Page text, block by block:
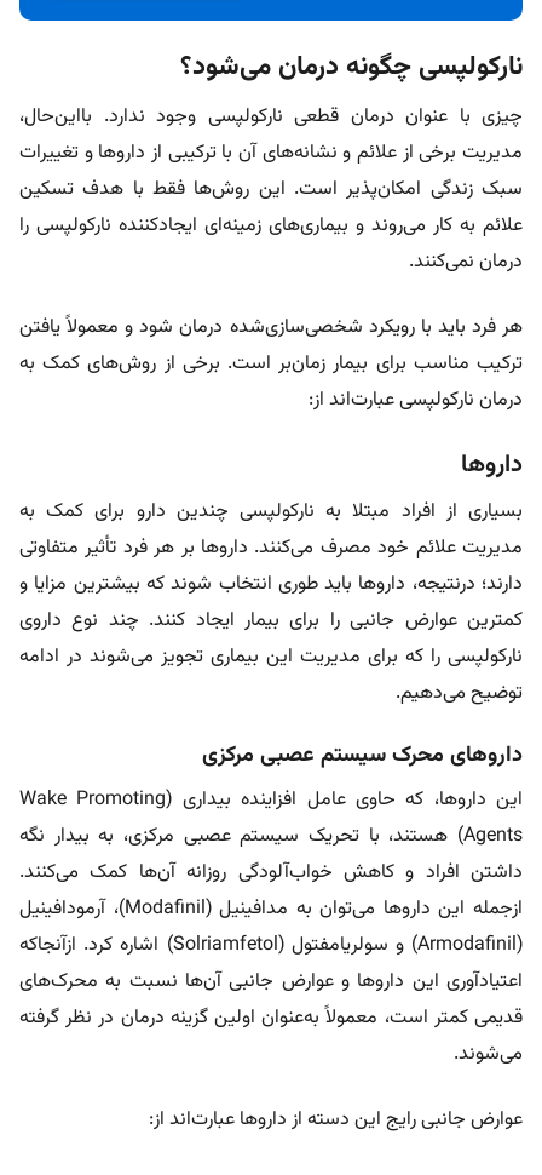
نارکولپسی چگونه درمان می‌شود؟
چیزی با عنوان درمان قطعی نارکولپسی وجود ندارد. بااین‌حال،
مدیریت برخی از علائم و نشانه‌های آن با ترکیبی از داروها و تغییرات
سبک زندگی امکان‌پذیر است. این روش‌ها فقط با هدف تسکین
علائم به کار می‌روند و بیماری‌های زمینه‌ای ایجادکننده نارکولپسی را
درمان نمی‌کنند.
هر فرد باید با رویکرد شخصی‌سازی‌شده درمان شود و معمولاً یافتن
ترکیب مناسب برای بیمار زمان‌بر است. برخی از روش‌های کمک به
درمان نارکولپسی عبارت‌اند از:
داروها
بسیاری از افراد مبتلا به نارکولپسی چندین دارو برای کمک به
مدیریت علائم خود مصرف می‌کنند. داروها بر هر فرد تأثیر متفاوتی
دارند؛ درنتیجه، داروها باید طوری انتخاب شوند که بیشترین مزایا و
کمترین عوارض جانبی را برای بیمار ایجاد کنند. چند نوع داروی
نارکولپسی را که برای مدیریت این بیماری تجویز می‌شوند در ادامه
توضیح می‌دهیم.
داروهای محرک سیستم عصبی مرکزی
این داروها، که حاوی عامل افزاینده بیداری (Wake Promoting
Agents) هستند، با تحریک سیستم عصبی مرکزی، به بیدار نگه‌
داشتن افراد و کاهش خواب‌آلودگی روزانه آن‌ها کمک می‌کنند.
ازجمله این داروها می‌توان به مدافینیل (Modafinil)، آرمودافینیل
(Armodafinil) و سولریامفتول (Solriamfetol) اشاره کرد. ازآنجاکه
اعتیادآوری این داروها و عوارض جانبی آن‌ها نسبت به محرک‌های
قدیمی کمتر است، معمولاً به‌عنوان اولین گزینه درمان در نظر گرفته
می‌شوند.
عوارض جانبی رایج این دسته از داروها عبارت‌اند از: